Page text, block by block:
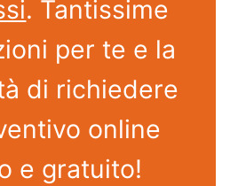
. Tantissime
per te e la
di richiedere
online
e gratuito!